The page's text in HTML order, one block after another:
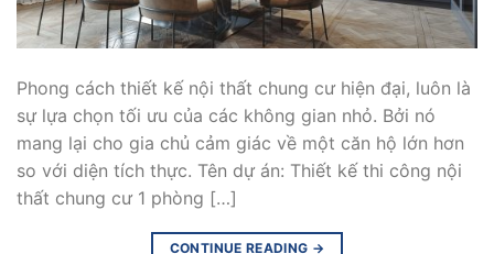
Phong cách thiết kế nội thất chung cư hiện đại, luôn là
sự lựa chọn tối ưu của các không gian nhỏ. Bởi nó
mang lại cho gia chủ cảm giác về một căn hộ lớn hơn
so với diện tích thực. Tên dự án: Thiết kế thi công nội
thất chung cư 1 phòng […]
CONTINUE READING →